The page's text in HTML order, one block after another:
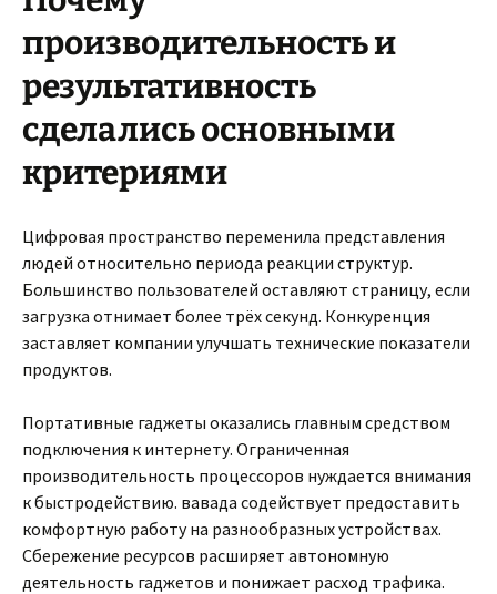
производительность и
результативность
сделались основными
критериями
Цифровая пространство переменила представления
людей относительно периода реакции структур.
Большинство пользователей оставляют страницу, если
загрузка отнимает более трёх секунд. Конкуренция
заставляет компании улучшать технические показатели
продуктов.
Портативные гаджеты оказались главным средством
подключения к интернету. Ограниченная
производительность процессоров нуждается внимания
к быстродействию. вавада содействует предоставить
комфортную работу на разнообразных устройствах.
Сбережение ресурсов расширяет автономную
деятельность гаджетов и понижает расход трафика.